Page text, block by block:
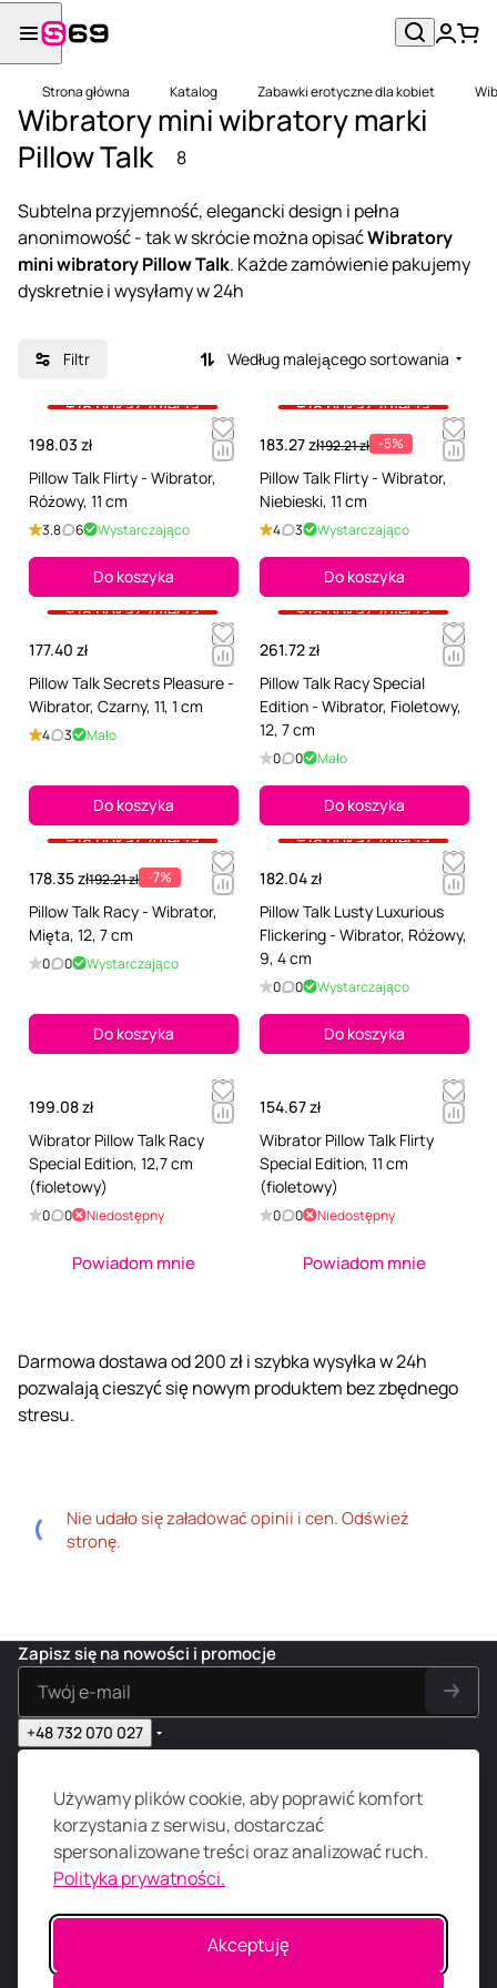
Używamy plików cookie, aby poprawić komfort
korzystania z serwisu, dostarczać
spersonalizowane treści oraz analizować ruch.
Polityka prywatności.
Akceptuję
Strona główna Katalog Zabawki erotyczne dla kobiet
Wibratory mini wibratory marki
Pillow Talk
8
Subtelna przyjemność, elegancki design i pełna
anonimowość - tak w skrócie można opisaćWibratory
mini wibratory Pillow Talk. Każde zamówienie pakujemy
dyskretnie i wysyłamy w 24h
Filtr Według malejącego sortowania
+18 pokaż zdjęcia
198.03 zł
Pillow Talk Flirty - Wibrator,
Różowy, 11 cm
3.8 6 Wystarczająco
Do koszyka
+18 pokaż zdjęcia
183.27 zł192.21 zł -5%
Pillow Talk Flirty - Wibrator,
Niebieski, 11 cm
4 3 Wystarczająco
Do koszyka
+18 pokaż zdjęcia
177.40 zł
Pillow Talk Secrets Pleasure -
Wibrator, Czarny, 11, 1 cm
4 3 Mało
Do koszyka
+18 pokaż zdjęcia
261.72 zł
Pillow Talk Racy Special
Edition - Wibrator, Fioletowy,
12, 7 cm
0 0 Mało
Do koszyka
+18 pokaż zdjęcia
178.35 zł192.21 zł -7%
Pillow Talk Racy - Wibrator,
Mięta, 12, 7 cm
0 0 Wystarczająco
Do koszyka
+18 pokaż zdjęcia
182.04 zł
Pillow Talk Lusty Luxurious
Flickering - Wibrator, Różowy,
9, 4 cm
0 0 Wystarczająco
Do koszyka
199.08 zł
Wibrator Pillow Talk Racy
Special Edition, 12,7 cm
(fioletowy)
0 0 Niedostępny
Powiadom mnie
154.67 zł
Wibrator Pillow Talk Flirty
Special Edition, 11 cm
(fioletowy)
0 0 Niedostępny
Powiadom mnie
Darmowa dostawa od 200 zł i szybka wysyłka w 24h
pozwalają cieszyć się nowym produktem bez zbędnego
stresu.
Nie udało się załadować opinii i cen. Odśwież
stronę.
Zapisz się na nowości i promocje
+48 732 070 027
sklep@s69.pl
Zarządzanie
Edukacja 18+
N-Digital, Konrada Wallenroda 31D/3, 51-210 Wrocław, NIP: